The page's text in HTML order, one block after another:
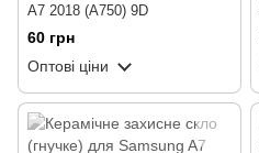
A7 2018 (A750) 9D
60 грн
Оптові ціни